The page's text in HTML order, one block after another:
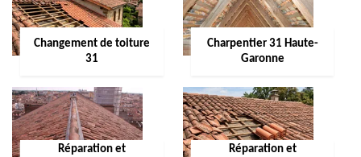
Changement de toiture
31
Charpentier 31 Haute-
Garonne
Réparation et
Réparation et